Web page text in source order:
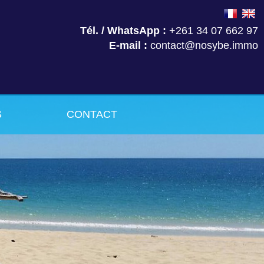
CONTACT
Tél. / WhatsApp : +261 34 07 662 97
E-mail : contact@nosybe.immo